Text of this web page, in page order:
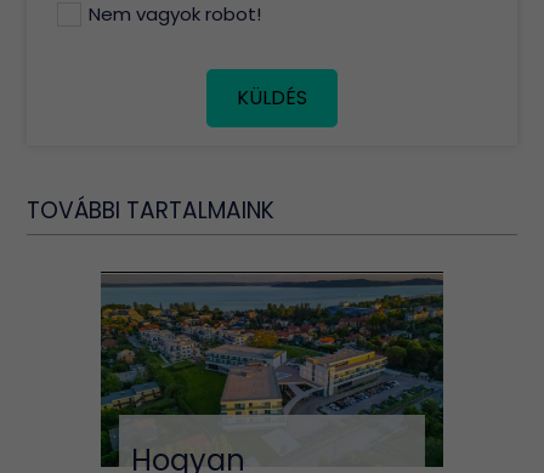
Nem vagyok robot!
KÜLDÉS
TOVÁBBI TARTALMAINK
Hogyan